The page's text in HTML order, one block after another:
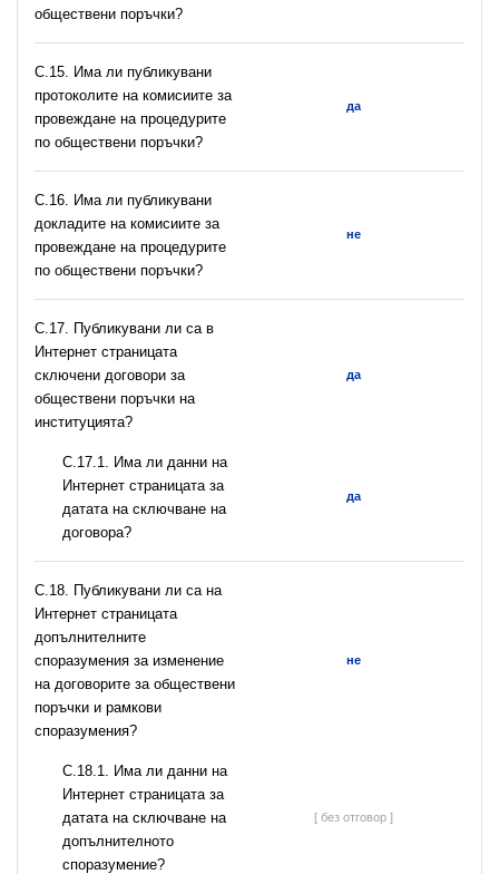
обществени поръчки?
С.15. Има ли публикувани
протоколите на комисиите за
провеждане на процедурите
по обществени поръчки?
да
С.16. Има ли публикувани
докладите на комисиите за
провеждане на процедурите
по обществени поръчки?
не
С.17. Публикувани ли са в
Интернет страницата
сключени договори за
обществени поръчки на
институцията?
да
С.17.1. Има ли данни на
Интернет страницата за
датата на сключване на
договора?
да
С.18. Публикувани ли са на
Интернет страницата
допълнителните
споразумения за изменение
на договорите за обществени
поръчки и рамкови
споразумения?
не
С.18.1. Има ли данни на
Интернет страницата за
датата на сключване на
допълнителното
споразумение?
[ без отговор ]